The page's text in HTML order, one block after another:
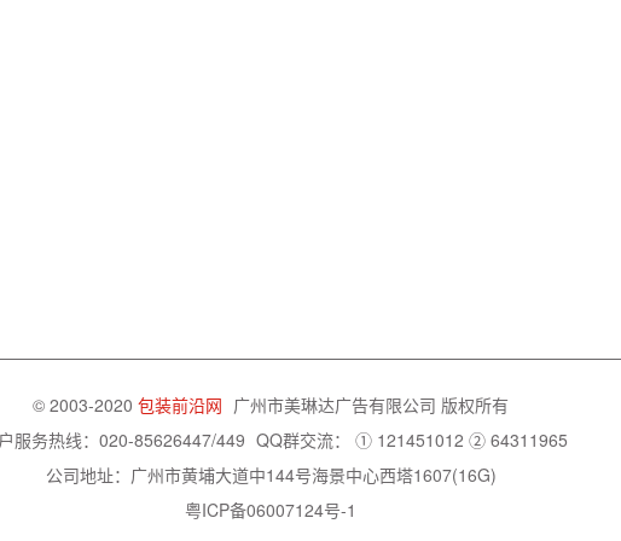
© 2003-2020 包装前沿网 广州市美琳达广告有限公司 版权所有
服务热线：020-85626447/449 QQ群交流： ① 121451012 ② 64311965
公司地址：广州市黄埔大道中144号海景中心西塔1607(16G)
粤ICP备06007124号-1